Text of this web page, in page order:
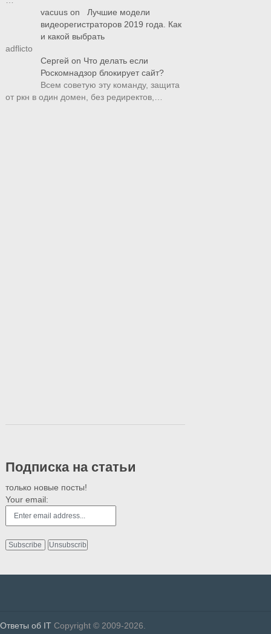
vacuus on
Лучшие модели
видеорегистраторов 2019 года. Как
и какой выбрать
adflicto
Сергей on Что делать если
Роскомнадзор блокирует сайт?
Всем советую эту команду, защита
от ркн в один домен, без редиректов,…
Подписка на статьи
только новые посты!
Your email:
Ответы об IT Copyright © 2009-2026.